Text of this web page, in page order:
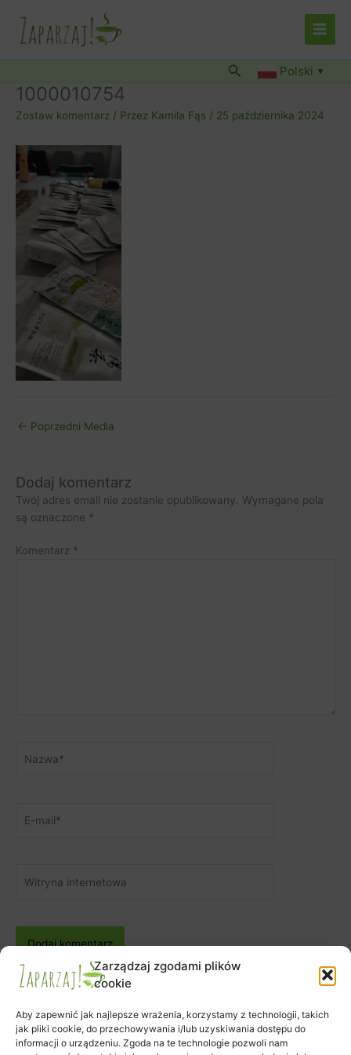
Zarządzaj zgodami plików
cookie
Aby zapewnić jak najlepsze wrażenia, korzystamy z technologii, takich
jak pliki cookie, do przechowywania i/lub uzyskiwania dostępu do
informacji o urządzeniu. Zgoda na te technologie pozwoli nam
treści
Szukaj Polski ▼
1000010754
Zostaw komentarz / Przez Kamila Fąs / 25 października 2024
← Poprzedni Media
Dodaj komentarz
Twój adres email nie zostanie opublikowany.
Wymagane pola
są oznaczone *
Komentarz *
mail*
internetowa